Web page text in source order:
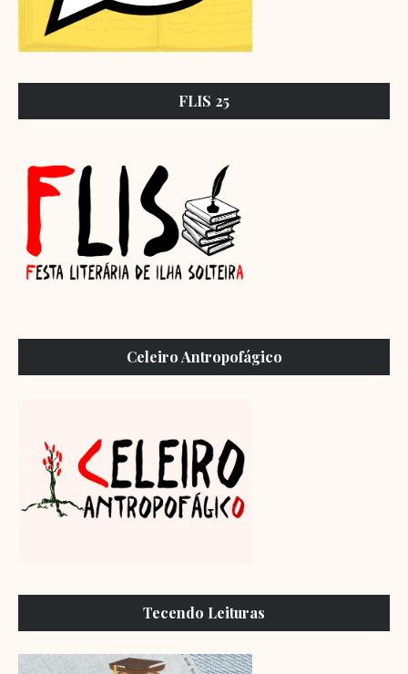
FLIS 25
Celeiro Antropofágico
Tecendo Leituras